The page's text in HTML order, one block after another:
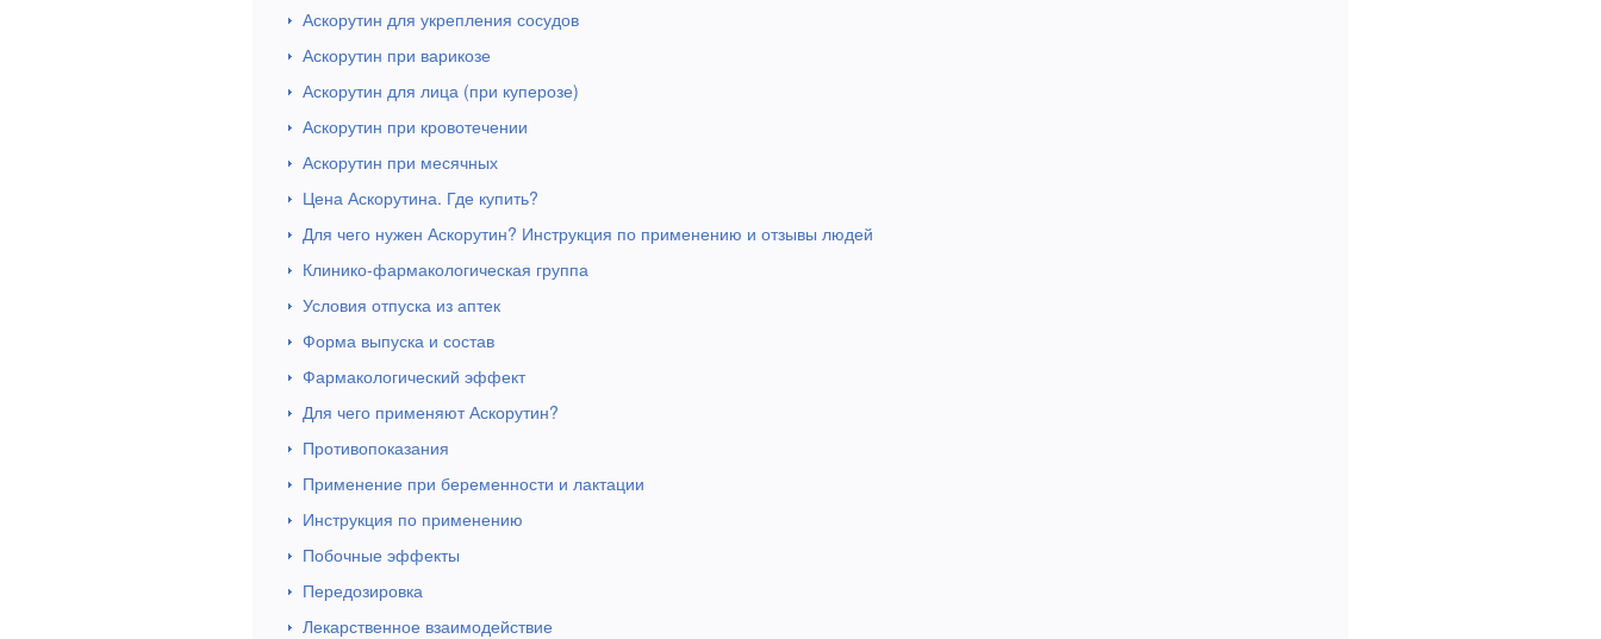
Аскорутин для укрепления сосудов
Аскорутин при варикозе
Аскорутин для лица (при куперозе)
Аскорутин при кровотечении
Аскорутин при месячных
Цена Аскорутина. Где купить?
Для чего нужен Аскорутин? Инструкция по применению и отзывы людей
Клинико-фармакологическая группа
Условия отпуска из аптек
Форма выпуска и состав
Фармакологический эффект
Для чего применяют Аскорутин?
Противопоказания
Применение при беременности и лактации
Инструкция по применению
Побочные эффекты
Передозировка
Лекарственное взаимодействие